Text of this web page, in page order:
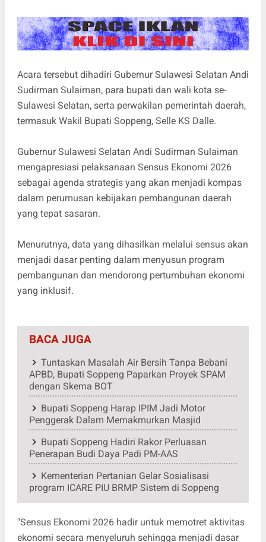
Acara tersebut dihadiri Gubernur Sulawesi Selatan Andi
Sudirman Sulaiman, para bupati dan wali kota se-
Sulawesi Selatan, serta perwakilan pemerintah daerah,
termasuk Wakil Bupati Soppeng, Selle KS Dalle.
Gubernur Sulawesi Selatan Andi Sudirman Sulaiman
mengapresiasi pelaksanaan Sensus Ekonomi 2026
sebagai agenda strategis yang akan menjadi kompas
dalam perumusan kebijakan pembangunan daerah
yang tepat sasaran.
Menurutnya, data yang dihasilkan melalui sensus akan
menjadi dasar penting dalam menyusun program
pembangunan dan mendorong pertumbuhan ekonomi
yang inklusif.
BACA JUGA
Tuntaskan Masalah Air Bersih Tanpa Bebani
APBD, Bupati Soppeng Paparkan Proyek SPAM
dengan Skema BOT
Bupati Soppeng Harap IPIM Jadi Motor
Penggerak Dalam Memakmurkan Masjid
Bupati Soppeng Hadiri Rakor Perluasan
Penerapan Budi Daya Padi PM-AAS
Kementerian Pertanian Gelar Sosialisasi
program ICARE PIU BRMP Sistem di Soppeng
"Sensus Ekonomi 2026 hadir untuk memotret aktivitas
ekonomi secara menyeluruh sehingga menjadi dasar